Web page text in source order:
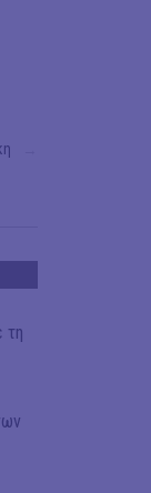
τη